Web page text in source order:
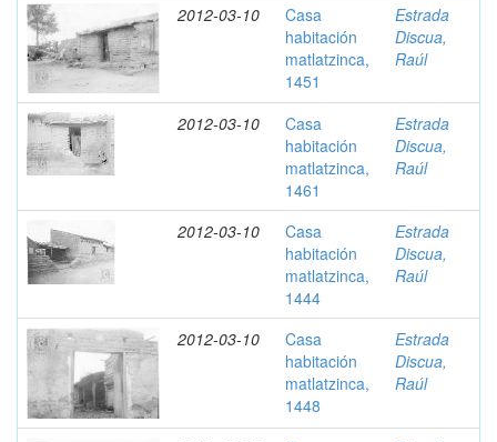
2012-03-10
Casa
habitación
matlatzinca,
1451
Estrada
Discua,
Raúl
2012-03-10
Casa
habitación
matlatzinca,
1461
Estrada
Discua,
Raúl
2012-03-10
Casa
habitación
matlatzinca,
1444
Estrada
Discua,
Raúl
2012-03-10
Casa
habitación
matlatzinca,
1448
Estrada
Discua,
Raúl